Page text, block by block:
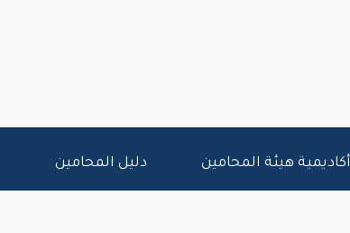
أكاديمية هيئة المحامين دليل المحامين